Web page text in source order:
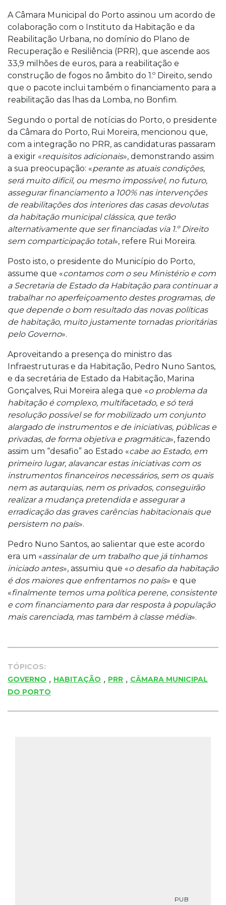
A Câmara Municipal do Porto assinou um acordo de
colaboração com o Instituto da Habitação e da
Reabilitação Urbana, no domínio do Plano de
Recuperação e Resiliência (PRR), que ascende aos
33,9 milhões de euros, para a reabilitação e
construção de fogos no âmbito do 1.º Direito, sendo
que o pacote inclui também o financiamento para a
reabilitação das lhas da Lomba, no Bonfim.
Segundo o portal de notícias do Porto, o presidente
da Câmara do Porto, Rui Moreira, mencionou que,
com a integração no PRR, as candidaturas passaram
a exigir «requisitos adicionais», demonstrando assim
a sua preocupação: «perante as atuais condições,
será muito difícil, ou mesmo impossível, no futuro,
assegurar financiamento a 100% nas intervenções
de reabilitações dos interiores das casas devolutas
da habitação municipal clássica, que terão
alternativamente que ser financiadas via 1.º Direito
sem comparticipação total», refere Rui Moreira.
Posto isto, o presidente do Município do Porto,
assume que «contamos com o seu Ministério e com
a Secretaria de Estado da Habitação para continuar a
trabalhar no aperfeiçoamento destes programas, de
que depende o bom resultado das novas políticas
de habitação, muito justamente tornadas prioritárias
pelo Governo».
Aproveitando a presença do ministro das
Infraestruturas e da Habitação, Pedro Nuno Santos,
e da secretária de Estado da Habitação, Marina
Gonçalves, Rui Moreira alega que «o problema da
habitação é complexo, multifacetado, e só terá
resolução possível se for mobilizado um conjunto
alargado de instrumentos e de iniciativas, públicas e
privadas, de forma objetiva e pragmática», fazendo
assim um “desafio” ao Estado «cabe ao Estado, em
primeiro lugar, alavancar estas iniciativas com os
instrumentos financeiros necessários, sem os quais
nem as autarquias, nem os privados, conseguirão
realizar a mudança pretendida e assegurar a
erradicação das graves carências habitacionais que
persistem no país».
Pedro Nuno Santos, ao salientar que este acordo
era um «assinalar de um trabalho que já tínhamos
iniciado antes», assumiu que «o desafio da habitação
é dos maiores que enfrentamos no país» e que
«finalmente temos uma política perene, consistente
e com financiamento para dar resposta à população
mais carenciada, mas também à classe média».
TÓPICOS:
GOVERNO , HABITAÇÃO , PRR , CÂMARA MUNICIPAL
DO PORTO
PUB